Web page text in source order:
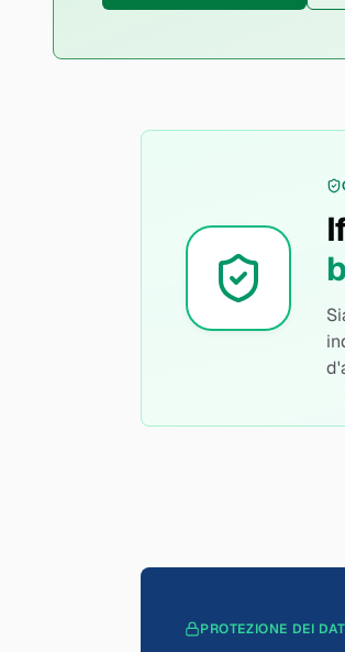
PROTEZIONE DEI